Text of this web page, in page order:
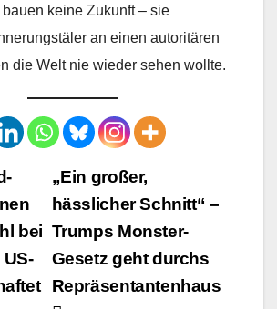
keine Zukunft – sie
an einen autoritären
die Welt nie wieder sehen wollte.
„Ein großer,
hässlicher Schnitt“ –
Trumps Monster-
Gesetz geht durchs
Repräsentantenhaus
bei